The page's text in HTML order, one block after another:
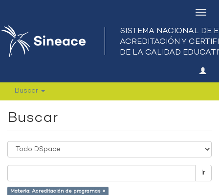
Buscar
Buscar
Ir
Materia: Acreditación de programas ×